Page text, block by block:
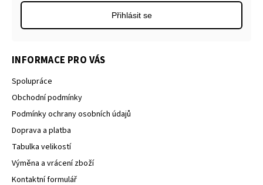
INFORMACE PRO VÁS
Spolupráce
Obchodní podmínky
Podmínky ochrany osobních údajů
Doprava a platba
Tabulka velikostí
Výměna a vrácení zboží
Kontaktní formulář
Přihlásit se